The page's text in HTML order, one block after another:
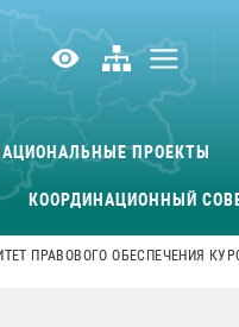
ПРОЕКТЫ
КООРДИНАЦИОННЫЙ
ПРАВОВОГО ОБЕСПЕЧЕНИЯ